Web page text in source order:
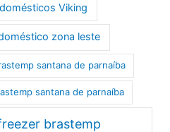
Viking
zona leste
santana de parnaíba
santana de parnaíba
brastemp